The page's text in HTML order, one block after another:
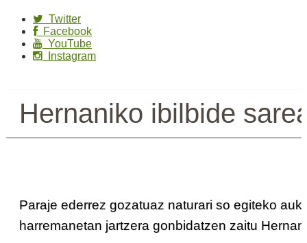
Twitter
Facebook
YouTube
Instagram
Hernaniko ibilbide
Paraje ederrez gozatuaz naturari so egiteko
harremanetan jartzera gonbidatzen zaitu